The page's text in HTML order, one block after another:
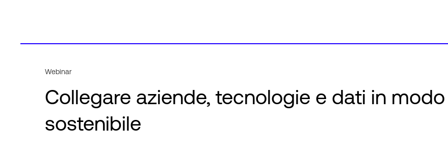
Webinar
Collegare aziende, tecnologie e dati in modo
sostenibile